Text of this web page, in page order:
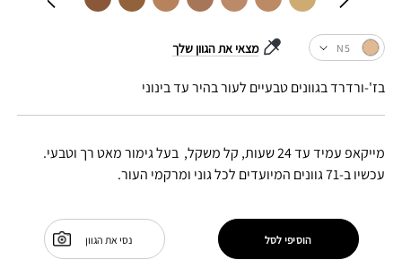
מייקאפ עמיד עד 24 שעות, קל משקל, בעל גימור מאט רך וטבעי.
עכשיו ב-71 גוונים המיועדים לכל גוני ומרקמי העור.
N5 מצאי את הגוון שלך
בז'-ורדרד בגוונים טבעיים לעור בהיר עד בינוני
נסי את הגוון הוסיפי לסל